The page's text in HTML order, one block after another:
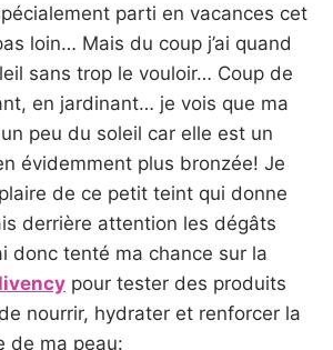
parti en vacances cet
loin… Mais du coup j’ai quand
sans trop le vouloir… Coup de
en jardinant… je vois que ma
peu du soleil car elle est un
évidemment plus bronzée! Je
de ce petit teint qui donne
derrière attention les dégâts
donc tenté ma chance sur la
pour tester des produits
nourrir, hydrater et renforcer la
de ma peau: